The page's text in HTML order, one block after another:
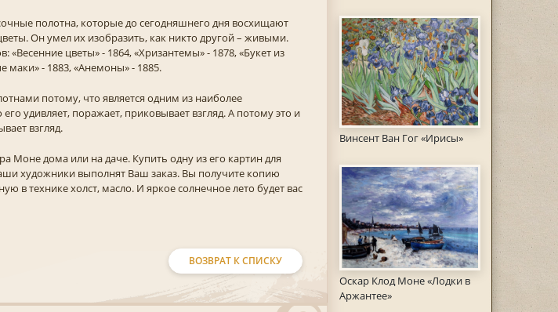
Винсент Ван Гог «Ирисы»
Оскар Клод Моне «Лодки в
Аржантее»
полотна, которые до сегодняшнего дня восхищают
Он умел их изобразить, как никто другой – живыми.
цветы» - 1864, «Хризантемы» - 1878, «Букет из
маки» - 1883, «Анемоны» - 1885.
потому, что является одним из наиболее
удивляет, поражает, приковывает взгляд. А потому это и
взгляд.
Моне дома или на даче. Купить одну из его картин для
художники выполнят Ваш заказ. Вы получите копию
в технике холст, масло. И яркое солнечное лето будет вас
ВОЗВРАТ К СПИСКУ